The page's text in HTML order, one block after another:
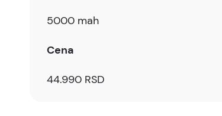
5000 mah
Cena
44.990 RSD